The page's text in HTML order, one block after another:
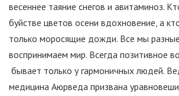
весеннее таяние снегов и авитаминоз.
буйстве цветов осени вдохновение, а
только моросящие дожди. Все мы
воспринимаем мир. Всегда позитивное
бывает только у гармоничных людей.
медицина Аюрведа призвана